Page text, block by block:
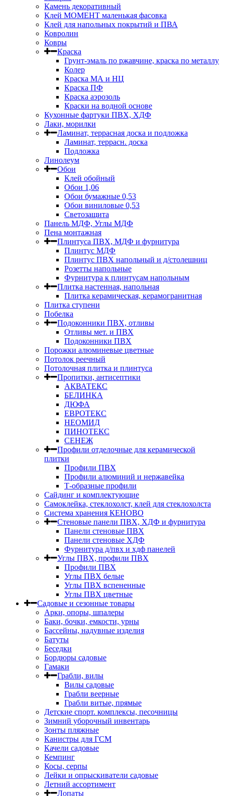
Камень декоративный
Клей МОМЕНТ маленькая фасовка
Клей для напольных покрытий и ПВА
Ковролин
Ковры
Краска
Грунт-эмаль по ржавчине, краска по металлу
Колер
Краска МА и НЦ
Краска ПФ
Краска аэрозоль
Краски на водной основе
Кухонные фартуки ПВХ, ХДФ
Лаки, морилки
Ламинат, террасная доска и подложка
Ламинат, террасн. доска
Подложка
Линолеум
Обои
Клей обойный
Обои 1,06
Обои бумажные 0,53
Обои виниловые 0,53
Светозащита
Панель МДФ, Углы МДФ
Пена монтажная
Плинтуса ПВХ, МДФ и фурнитура
Плинтус МДФ
Плинтус ПВХ напольный и д/столешниц
Розетты напольные
Фурнитура к плинтусам напольным
Плитка настенная, напольная
Плитка керамическая, керамогранитная
Плитка ступени
Побелка
Подоконники ПВХ, отливы
Отливы мет. и ПВХ
Подоконники ПВХ
Порожки алюминевые цветные
Потолок реечный
Потолочная плитка и плинтуса
Пропитки, антисептики
АКВАТЕКС
БЕЛИНКА
ДЮФА
ЕВРОТЕКС
НЕОМИД
ПИНОТЕКС
СЕНЕЖ
Профили отделочные для керамической
плитки
Профили ПВХ
Профили алюминий и нержавейка
Т-образные профили
Сайдинг и комплектующие
Самоклейка, стеклохолст, клей для стеклохолста
Система хранения КЕНОВО
Стеновые панели ПВХ, ХДФ и фурнитура
Панели стеновые ПВХ
Панели стеновые ХДФ
Фурнитура д/пвх и хдф панелей
Углы ПВХ, профили ПВХ
Профили ПВХ
Углы ПВХ белые
Углы ПВХ вспененные
Углы ПВХ цветные
Садовые и сезонные товары
Арки, опоры, шпалеры
Баки, бочки, емкости, урны
Бассейны, надувные изделия
Батуты
Беседки
Бордюры садовые
Гамаки
Грабли, вилы
Вилы садовые
Грабли веерные
Грабли витые, прямые
Детские спорт. комплексы, песочницы
Зимний уборочный инвентарь
Зонты пляжные
Канистры для ГСМ
Качели садовые
Кемпинг
Косы, серпы
Лейки и опрыскиватели садовые
Летний ассортимент
Лопаты